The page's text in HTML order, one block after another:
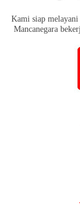
Kami siap
Mancanegara